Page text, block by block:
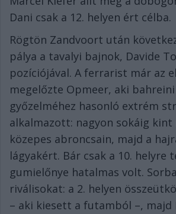
Dani csak a 12. helyen ért célba.
Rögtön Zandvoort után
pálya a tavalyi bajnok, Davide
pozíciójával. A ferrarist már az
megelőzte Opmeer, aki
győzelméhez hasonló extrém
alkalmazott: nagyon sokáig
közepes abroncsain, majd a
lágyakért. Bár csak a 10. helyre
gumielőnye hatalmas volt.
riválisokat: a 2. helyen
– aki kiesett a futamból –, majd